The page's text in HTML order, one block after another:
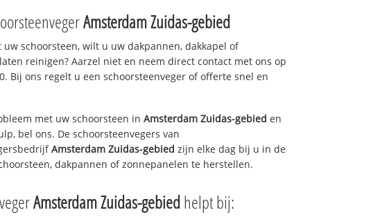
Amsterdam Zuidas-gebied
uw schoorsteen, wilt u uw dakpannen, dakkapel of
reinigen? Aarzel niet en neem direct contact met ons op
Bij ons regelt u een schoorsteenveger of offerte snel en
met uw schoorsteen in Amsterdam Zuidas-gebied en
bel ons. De schoorsteenvegers van
Amsterdam Zuidas-gebied zijn elke dag bij u in de
dakpannen of zonnepanelen te herstellen.
Amsterdam Zuidas-gebiedhelpt bij: